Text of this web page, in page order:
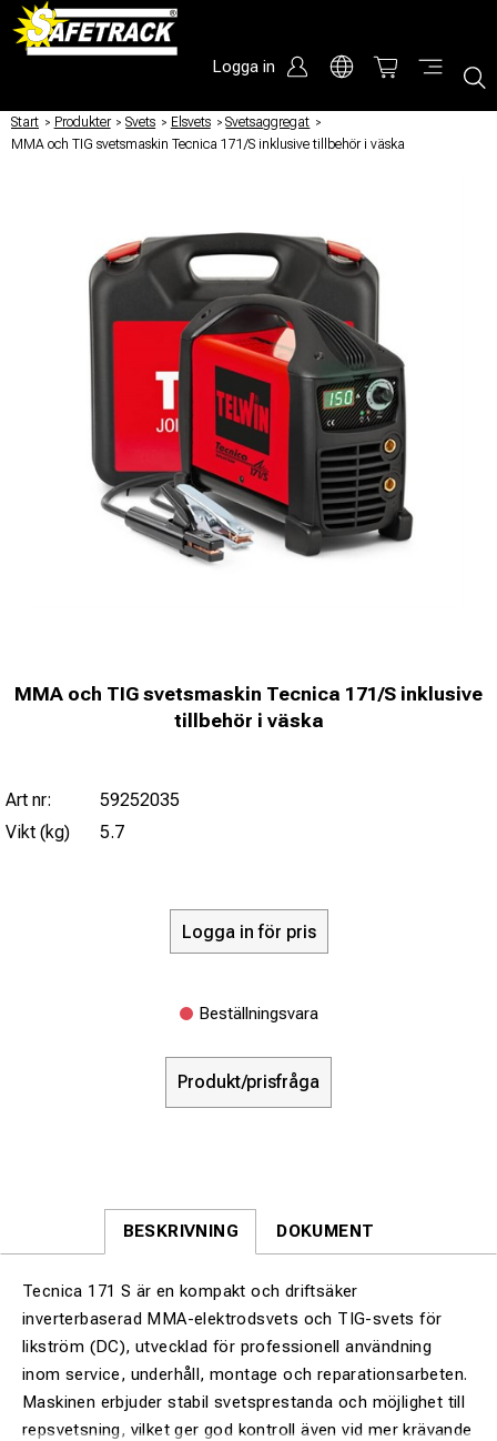
Logga in
Start / Produkter / Svets / Elsvets / Svetsaggregat /
MMA och TIG svetsmaskin Tecnica 171/S inklusive tillbehör i väska
MMA och TIG svetsmaskin Tecnica 171/S inklusive
tillbehör i väska
Art nr:
59252035
Vikt (kg)
5.7
Logga in för pris
Beställningsvara
Produkt/prisfråga
BESKRIVNING DOKUMENT
Tecnica 171 S är en kompakt och driftsäker
inverterbaserad MMA-elektrodsvets och TIG-svets för
likström (DC), utvecklad för professionell användning
inom service, underhåll, montage och reparationsarbeten.
Maskinen erbjuder stabil svetsprestanda och möjlighet till
repsvetsning, vilket ger god kontroll även vid mer krävande